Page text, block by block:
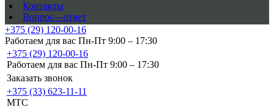
Контакты
Вопрос—ответ
+375 (29) 120-00-16
Работаем для вас Пн-Пт 9:00 – 17:30
+375 (29) 120-00-16
Работаем для вас Пн-Пт 9:00 – 17:30
Заказать звонок
+375 (33) 623-11-11
MTC